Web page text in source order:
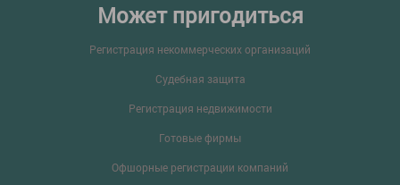
Может пригодиться
Регистрация некоммерческих организаций
Судебная защита
Регистрация недвижимости
Готовые фирмы
Офшорные регистрации компаний